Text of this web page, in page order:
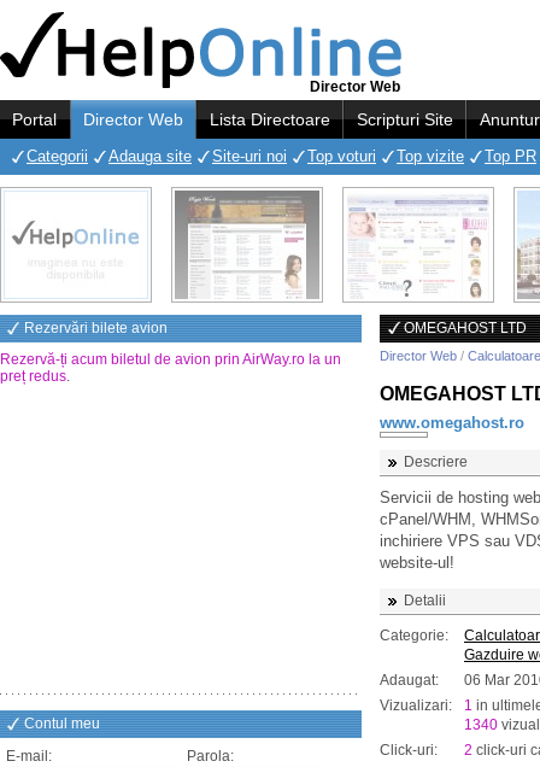
Director Web
Portal Director Web Lista Directoare Scripturi Site
Categorii Adauga site Site-uri noi Top voturi Top vizite Top PR
Rezervări bilete avion
Rezervă-ți acum biletul de avion prin AirWay.ro la un
preț redus.
Contul meu
E-mail:
Parola:
OMEGAHOST LTD
Director Web /
OMEGAHOST
www.omegahost.ro
Descriere
Servicii de hosting
cPanel/WHM,
inchiriere VPS sau
website-ul!
Detalii
Categorie:
Gazduire
Adaugat:
06 Mar
Vizualizari:
1 in
1340
Click-uri:
2 click-uri